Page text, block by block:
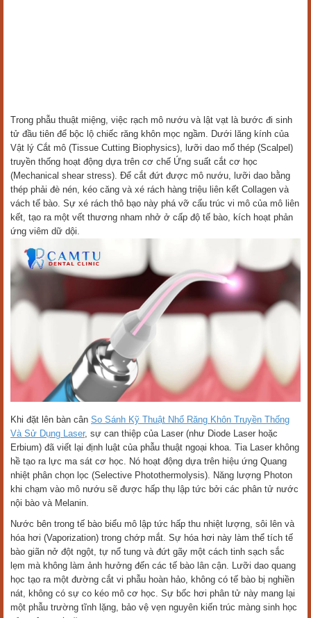
Trong phẫu thuật miệng, việc rạch mô nướu và lật vạt là bước đi sinh
tử đầu tiên để bộc lộ chiếc răng khôn mọc ngầm. Dưới lăng kính của
Vật lý Cắt mô (Tissue Cutting Biophysics), lưỡi dao mổ thép (Scalpel)
truyền thống hoạt động dựa trên cơ chế Ứng suất cắt cơ học
(Mechanical shear stress). Để cắt đứt được mô nướu, lưỡi dao bằng
thép phải đè nén, kéo căng và xé rách hàng triệu liên kết Collagen và
vách tế bào. Sự xé rách thô bạo này phá vỡ cấu trúc vi mô của mô liên
kết, tạo ra một vết thương nham nhở ở cấp độ tế bào, kích hoạt phản
ứng viêm dữ dội.
Khi đặt lên bàn cân So Sánh Kỹ Thuật Nhổ Răng Khôn Truyền Thống
Và Sử Dụng Laser, sự can thiệp của Laser (như Diode Laser hoặc
Erbium) đã viết lại định luật của phẫu thuật ngoại khoa. Tia Laser không
hề tạo ra lực ma sát cơ học. Nó hoạt động dựa trên hiệu ứng Quang
nhiệt phân chọn lọc (Selective Photothermolysis). Năng lượng Photon
khi chạm vào mô nướu sẽ được hấp thụ lập tức bởi các phân tử nước
nội bào và Melanin.
Nước bên trong tế bào biểu mô lập tức hấp thu nhiệt lượng, sôi lên và
hóa hơi (Vaporization) trong chớp mắt. Sự hóa hơi này làm thể tích tế
bào giãn nở đột ngột, tự nổ tung và đứt gãy một cách tinh sạch sắc
lẹm mà không làm ảnh hưởng đến các tế bào lân cận. Lưỡi dao quang
học tạo ra một đường cắt vi phẫu hoàn hảo, không có tế bào bị nghiền
nát, không có sự co kéo mô cơ học. Sự bốc hơi phân tử này mang lại
một phẫu trường tĩnh lặng, bảo vệ vẹn nguyên kiến trúc màng sinh học